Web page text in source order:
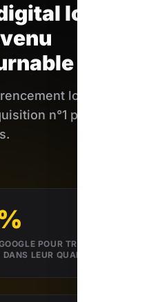
local
local est
n°1 pour les
POUR TROUVER
LEUR QUARTIER